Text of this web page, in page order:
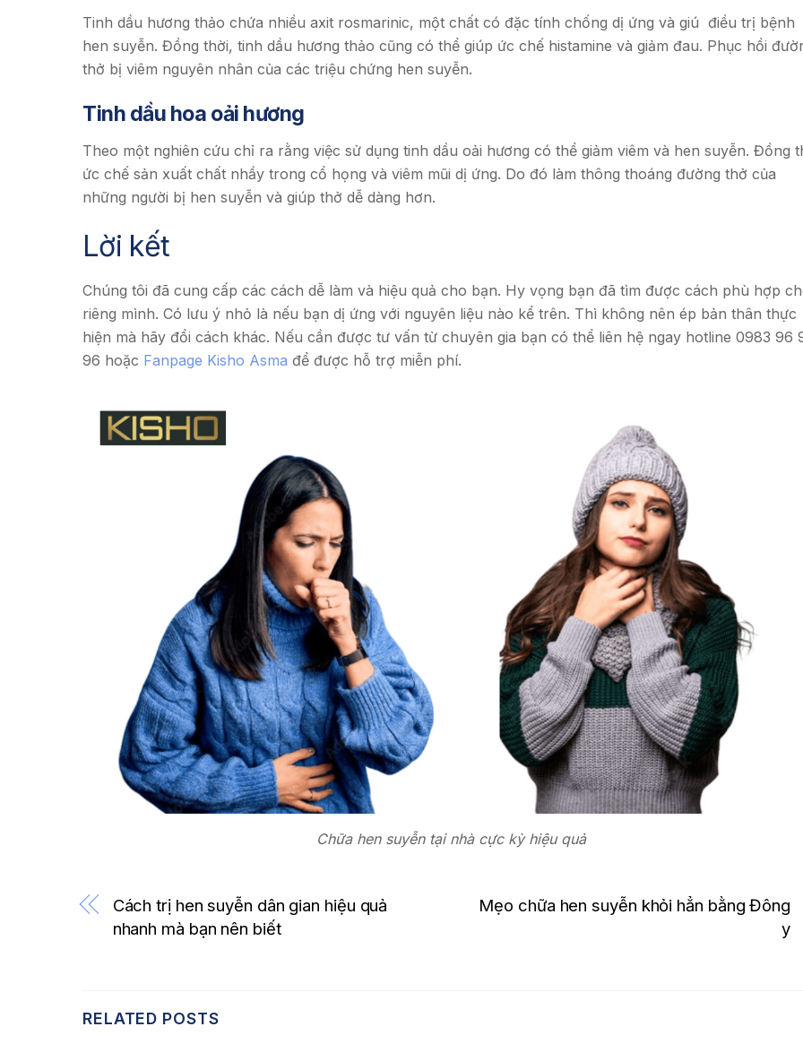
Tinh dầu hương thảo chứa nhiều axit rosmarinic, một chất có đặc tính chống dị ứng và giú điều trị bệnh
hen suyễn. Đồng thời, tinh dầu hương thảo cũng có thể giúp ức chế histamine và giảm đau. Phục hồi
thở bị viêm nguyên nhân của các triệu chứng hen suyễn.
Tinh dầu hoa oải hương
Theo một nghiên cứu chỉ ra rằng việc sử dụng tinh dầu oải hương có thể giảm viêm và hen suyễn. Đồng
ức chế sản xuất chất nhầy trong cổ họng và viêm mũi dị ứng. Do đó làm thông thoáng đường thở của
những người bị hen suyễn và giúp thở dễ dàng hơn.
Lời kết
Chúng tôi đã cung cấp các cách dễ làm và hiệu quả cho bạn. Hy vọng bạn đã tìm được cách phù hợp
riêng mình. Có lưu ý nhỏ là nếu bạn dị ứng với nguyên liệu nào kể trên. Thì không nên ép bản thân thực
hiện mà hãy đổi cách khác. Nếu cần được tư vấn từ chuyên gia bạn có thể liên hệ ngay hotline 0983 96
96 hoặc Fanpage Kisho Asma để được hỗ trợ miễn phí.
Chữa hen suyễn tại nhà cực kỳ hiệu quả
Cách trị hen suyễn dân gian hiệu quả
nhanh mà bạn nên biết
Mẹo chữa hen suyễn khỏi hẳn bằng Đông
y
RELATED POSTS